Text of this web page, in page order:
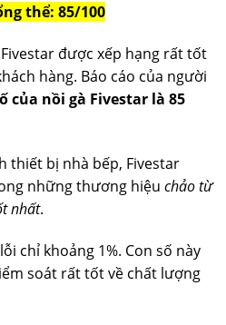
thể: 85/100
được xếp hạng rất tốt
hàng. Báo cáo của người
của nồi gà Fivestar là 85
thiết bị nhà bếp, Fivestar
những thương hiệu chảo từ
nhất.
chỉ khoảng 1%. Con số này
soát rất tốt về chất lượng